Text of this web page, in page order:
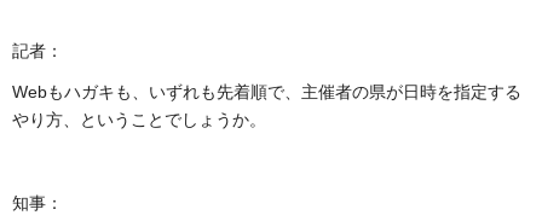
記者：
Webもハガキも、いずれも先着順で、主催者の県が日時を指定する
やり方、ということでしょうか。
知事：